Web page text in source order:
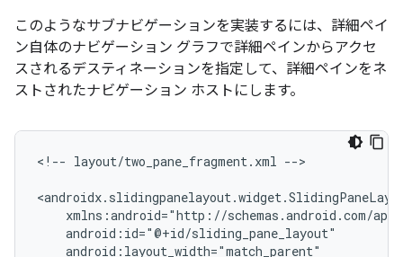
このようなサブナビゲーションを実装するには、詳細ペイ
ン自体のナビゲーション グラフで詳細ペインからアクセ
スされるデスティネーションを指定して、詳細ペインをネ
ストされたナビゲーション ホストにします。
<!-- layout/two_pane_fragment.xml -->